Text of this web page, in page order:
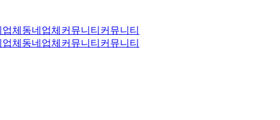
체 동네업체 커뮤니티 커뮤니티
체 동네업체 커뮤니티 커뮤니티